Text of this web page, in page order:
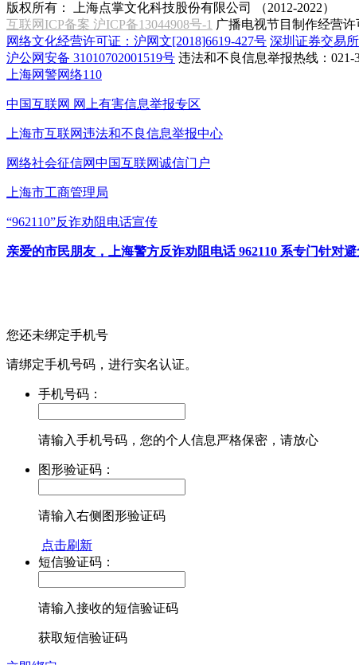
版权所有：
上海点掌文化科技股份有限公司 （2012-2022）
互联网ICP备案 沪ICP备13044908号-1 广播电视节目制作经营
网络文化经营许可证：沪网文[2018]6619-427号 深圳证券交易
沪公网安备 31010702001519号 违法和不良信息举报热线：021-
上海网警网络110
中国互联网 网上有害信息举报专区
上海市互联网违法和不良信息举报中心
网络社会征信网中国互联网诚信门户
上海市工商管理局
“962110”反诈劝阻电话宣传
亲爱的市民朋友，上海警方反诈劝阻电话 962110 系专门针对
您还未绑定手机号
请绑定手机号码，进行实名认证。
手机号码：
请输入手机号码，您的个人信息严格保密，请放心
图形验证码：
请输入右侧图形验证码
点击刷新
短信验证码：
请输入接收的短信验证码
获取短信验证码